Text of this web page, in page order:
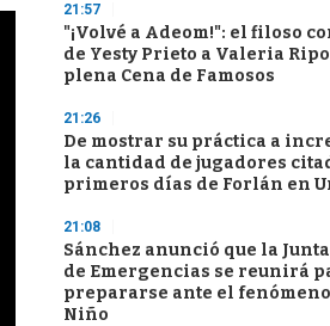
21:57
"¡Volvé a Adeom!": el filoso
de Yesty Prieto a Valeria
plena Cena de Famosos
21:26
De mostrar su práctica a
la cantidad de jugadores
primeros días de Forlán en
21:08
Sánchez anunció que la
de Emergencias se reunirá
prepararse ante el fenómeno
Niño